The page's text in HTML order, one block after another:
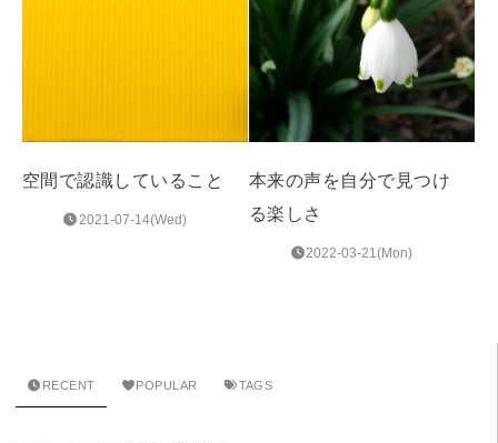
空間で認識していること
2021-07-14(Wed)
本来の声を自分で見つけ
る楽しさ
2022-03-21(Mon)
RECENT POPULAR TAGS